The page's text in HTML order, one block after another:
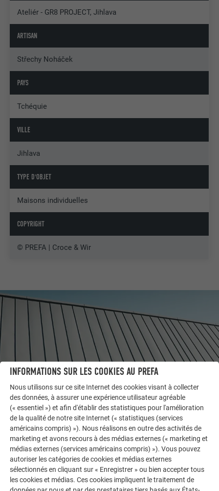
Ateliér - GR8 PROJECT, Jihlava
ARTISAN
Střechy Noháček
PAYS
Tchéquie
VILLE
Jihlava
TYPE D'OBJET
Maisons individuelles
COPYRIGHT
© PREFA | Croce & Wir
LAISSEZ-VOUS INSPIRER
AUTRES BÂTIMENTS
La galerie de références PREFA démontre la
polyvalence de l’aluminium. Découvrez d’autres projets
impressionnants avec les solutions en aluminium
durables de PREFA pour toitures, systèmes solaires et
INFORMATIONS SUR LES COOKIES AU PREFA
Nous utilisons sur ce site Internet des cookies visant à collecter
des données, à assurer une expérience utilisateur agréable
(« essentiel ») et afin d'établir des statistiques pour l'amélioration
de la qualité de notre site Internet (« statistiques (services
américains compris) »). Nous réalisons en outre des activités de
marketing et avons recours à des médias externes (« marketing et
médias externes (services américains compris) »). Vous pouvez
autoriser les catégories de cookies et médias externes
sélectionnés en cliquant sur « Enregistrer » ou bien accepter tous
les cookies et médias. Ces cookies impliquent le traitement de